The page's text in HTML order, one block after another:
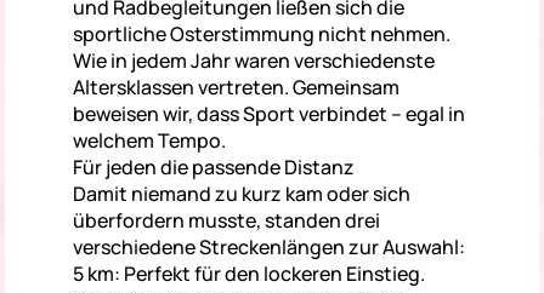
und Radbegleitungen ließen sich die
sportliche Osterstimmung nicht nehmen.
Wie in jedem Jahr waren verschiedenste
Altersklassen vertreten. Gemeinsam
beweisen wir, dass Sport verbindet – egal in
welchem Tempo.
Für jeden die passende Distanz
Damit niemand zu kurz kam oder sich
überfordern musste, standen drei
verschiedene Streckenlängen zur Auswahl:
5 km: Perfekt für den lockeren Einstieg.